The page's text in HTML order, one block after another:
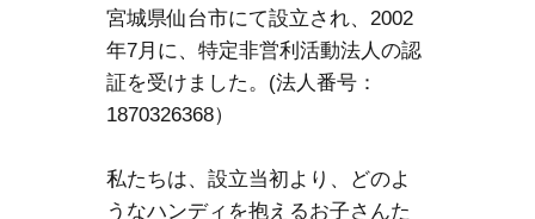
宮城県仙台市にて設立され、2002
年7月に、特定非営利活動法人の認
証を受けました。(法人番号：
1870326368）
私たちは、設立当初より、どのよ
うなハンディを抱えるお子さんた